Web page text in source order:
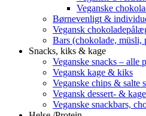
Veganske
Børnevenligt &
Vegansk
Bars (chokolade, müsli,
Snacks, kiks & kage
Veganske snacks – alle
Vegansk kage & kiks
Veganske chips & salte
Vegansk dessert- &
Veganske snackbars,